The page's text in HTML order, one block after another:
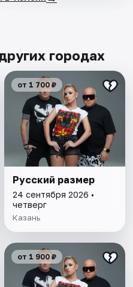
городах
от 1 700 ₽
Русский размер
24 сентября 2026 •
четверг
Казань
от 1 900 ₽